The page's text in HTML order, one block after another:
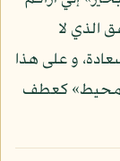
الذي لا
و على هذا
محيط» كعطف